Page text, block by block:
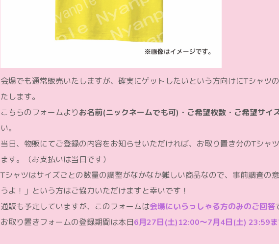
会場でも通常販売いたしますが、確実にゲットしたいという方向けにTシャツ
たします。
こちらのフォームよりお名前(ニックネームでも可)・ご希望枚数・ご希望サイ
い。
当日、物販にてご登録の内容をお知らせいただければ、お取り置き分のTシャ
ます。（お支払いは当日です）
Tシャツはサイズごとの数量の調整がなかなか難しい商品なので、事前調査の
うよ！」という方はご協力いただけますと幸いです！
通販も予定していますが、このフォームは会場にいらっしゃる方のみのご回答
お取り置きフォームの登録期間は本日6月27日(土)12:00〜7月4日(土) 23:59